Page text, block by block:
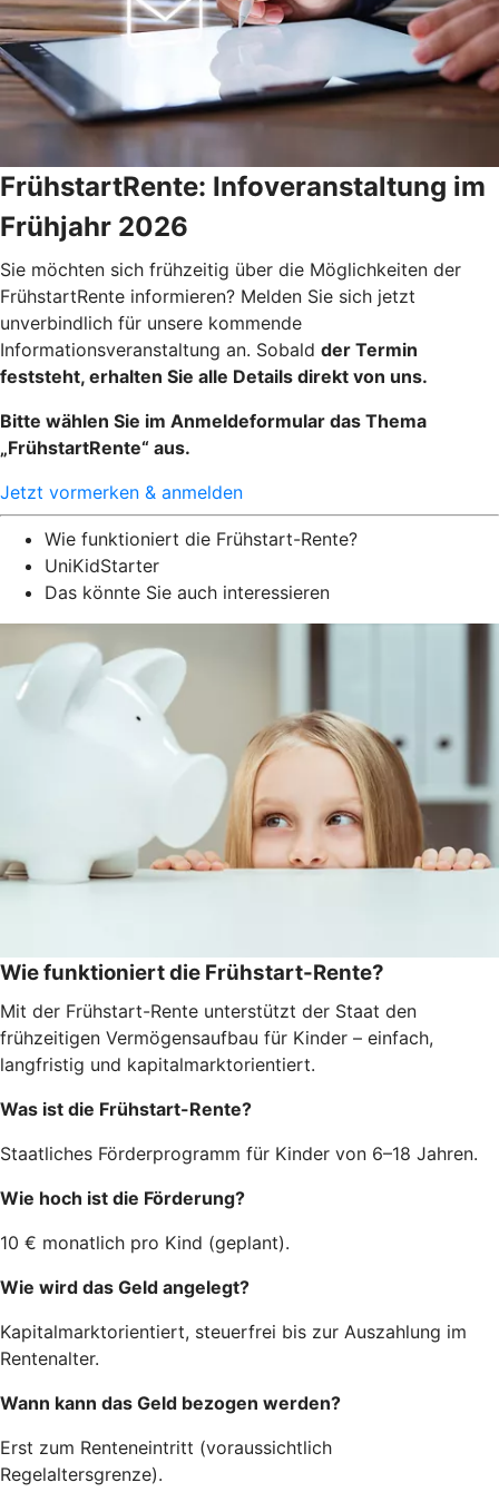
FrühstartRente: Infoveranstaltung im
Frühjahr 2026
Sie möchten sich frühzeitig über die Möglichkeiten der
FrühstartRente informieren? Melden Sie sich jetzt
unverbindlich für unsere kommende
Informationsveranstaltung an. Sobald der Termin
feststeht, erhalten Sie alle Details direkt von uns.
Bitte wählen Sie im Anmeldeformular das Thema
„FrühstartRente“ aus.
Jetzt vormerken & anmelden
Wie funktioniert die Frühstart-Rente?
UniKidStarter
Das könnte Sie auch interessieren
Wie funktioniert die Frühstart-Rente?
Mit der Frühstart-Rente unterstützt der Staat den
frühzeitigen Vermögensaufbau für Kinder – einfach,
langfristig und kapitalmarktorientiert.
Was ist die Frühstart-Rente?
Staatliches Förderprogramm für Kinder von 6–18 Jahren.
Wie hoch ist die Förderung?
10 € monatlich pro Kind (geplant).
Wie wird das Geld angelegt?
Kapitalmarktorientiert, steuerfrei bis zur Auszahlung im
Rentenalter.
Wann kann das Geld bezogen werden?
Erst zum Renteneintritt (voraussichtlich
Regelaltersgrenze).